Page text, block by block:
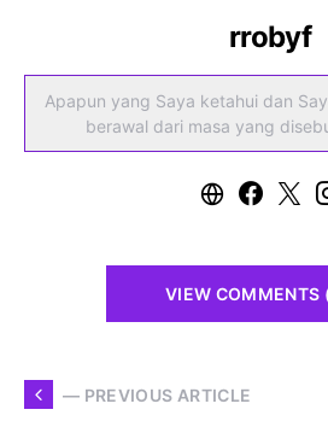
rrobyf
Apapun yang Saya ketahui dan
berawal dari masa yang
VIEW COMMENTS
— PREVIOUS ARTICLE